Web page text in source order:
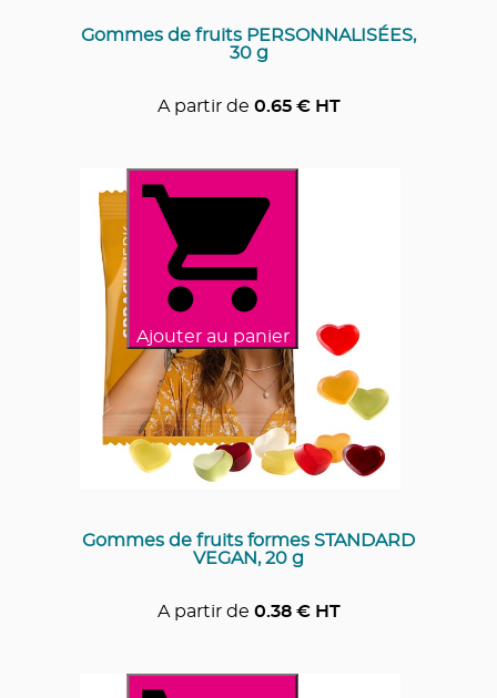
Gommes de fruits PERSONNALISÉES,
30 g
A partir de 0.65€ HT
Ajouter au panier
Gommes de fruits formes STANDARD
VEGAN, 20 g
A partir de 0.38€ HT